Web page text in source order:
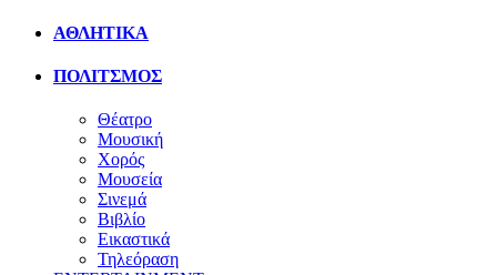
ΑΘΛΗΤΙΚΑ
ΠΟΛΙΤΣΜΟΣ
Θέατρο
Μουσική
Χορός
Μουσεία
Σινεμά
Βιβλίο
Εικαστικά
Τηλεόραση